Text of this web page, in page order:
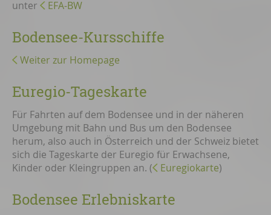
unter EFA-BW
Bodensee-Kursschiffe
Weiter zur Homepage
Euregio-Tageskarte
Für Fahrten auf dem Bodensee und in der näheren
Umgebung mit Bahn und Bus um den Bodensee
herum, also auch in Österreich und der Schweiz bietet
sich die Tageskarte der Euregio für Erwachsene,
Kinder oder Kleingruppen an. (
Euregiokarte)
Bodensee Erlebniskarte